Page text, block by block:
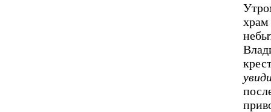
храм